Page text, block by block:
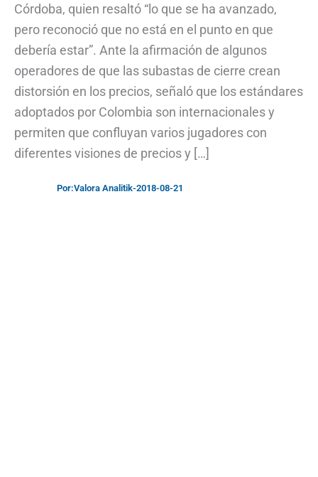
Córdoba, quien resaltó “lo que se ha avanzado,
pero reconoció que no está en el punto en que
debería estar”. Ante la afirmación de algunos
operadores de que las subastas de cierre crean
distorsión en los precios, señaló que los estándares
adoptados por Colombia son internacionales y
permiten que confluyan varios jugadores con
diferentes visiones de precios y […]
Por:Valora Analitik-2018-08-21